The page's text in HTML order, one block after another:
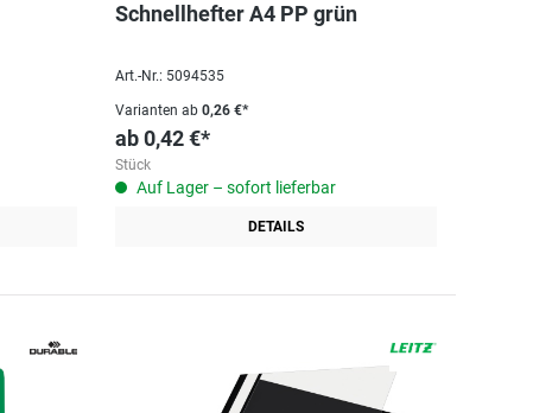
Schnellhefter A4 PP grün
Art.-Nr.: 5094535
Varianten ab0,26 €*
ab 0,42 €*
Stück
Auf Lager – sofort lieferbar
DETAILS